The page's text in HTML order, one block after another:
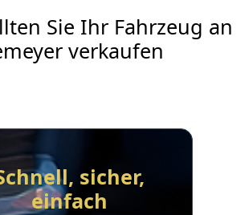
Sie Ihr Fahrzeug an
verkaufen
sicher,
einfach